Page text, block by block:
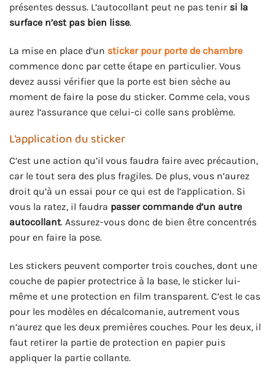
présentes dessus. L’autocollant peut ne pas tenir si la
surface n’est pas bien lisse.
La mise en place d’un sticker pour porte de chambre
commence donc par cette étape en particulier. Vous
devez aussi vérifier que la porte est bien sèche au
moment de faire la pose du sticker. Comme cela, vous
aurez l’assurance que celui-ci colle sans problème.
L’application du sticker
C’est une action qu’il vous faudra faire avec précaution,
car le tout sera des plus fragiles. De plus, vous n’aurez
droit qu’à un essai pour ce qui est de l’application. Si
vous la ratez, il faudra passer commande d’un autre
autocollant. Assurez-vous donc de bien être concentrés
pour en faire la pose.
Les stickers peuvent comporter trois couches, dont une
couche de papier protectrice à la base, le sticker lui-
même et une protection en film transparent. C’est le cas
pour les modèles en décalcomanie, autrement vous
n’aurez que les deux premières couches. Pour les deux, il
faut retirer la partie de protection en papier puis
appliquer la partie collante.